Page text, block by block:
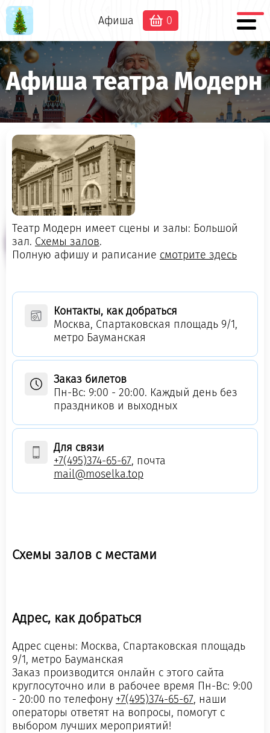
Афиша 0
Афиша театра Модерн
Театр Модерн имеет сцены и залы: Большой
зал. Схемы залов.
Полную афишу и раписание смотрите здесь
Контакты, как добраться
Москва, Спартаковская площадь 9/1,
метро Бауманская
Заказ билетов
Пн-Вс: 9:00 - 20:00. Каждый день без
праздников и выходных
Для связи
+7(495)374-65-67, почта
mail@moselka.top
Схемы залов с местами
Адрес, как добраться
Адрес сцены: Москва, Спартаковская площадь
9/1, метро Бауманская
Заказ производится онлайн с этого сайта
круглосуточно или в рабочее время Пн-Вс: 9:00
- 20:00 по телефону +7(495)374-65-67, наши
операторы ответят на вопросы, помогут с
выбором лучших мероприятий!